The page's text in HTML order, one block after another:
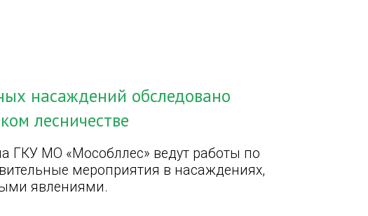
насаждений обследовано
лесничестве
ГКУ МО «Мособллес» ведут работы по
мероприятия в насаждениях,
явлениями.